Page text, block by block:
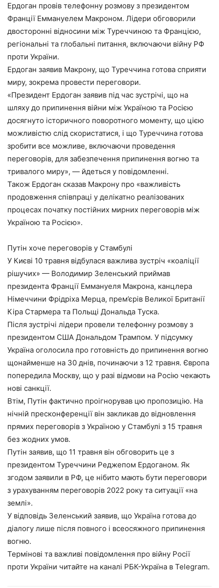
Ердоган провів телефонну розмову з президентом
Франції Еммануелем Макроном. Лідери обговорили
двосторонні відносини між Туреччиною та Францією,
регіональні та глобальні питання, включаючи війну РФ
проти України.
Ердоган заявив Макрону, що Туреччина готова сприяти
миру, зокрема провести переговори.
«Президент Ердоган заявив під час зустрічі, що на
шляху до припинення війни між Україною та Росією
досягнуто історичного поворотного моменту, що цією
можливістю слід скористатися, і що Туреччина готова
зробити все можливе, включаючи проведення
переговорів, для забезпечення припинення вогню та
тривалого миру», — йдеться у повідомленні.
Також Ердоган сказав Макрону про «важливість
продовження співпраці у делікатно реалізованих
процесах початку постійних мирних переговорів між
Україною та Росією».
Путін хоче переговорів у Стамбулі
У Києві 10 травня відбулася важлива зустріч «коаліції
рішучих» — Володимир Зеленський приймав
президента Франції Еммануеля Макрона, канцлера
Німеччини Фрідріха Мерца, прем’єрів Великої Британії
Кіра Стармера та Польщі Дональда Туска.
Після зустрічі лідери провели телефонну розмову з
президентом США Дональдом Трампом. У підсумку
Україна оголосила про готовність до припинення вогню
щонайменше на 30 днів, починаючи з 12 травня. Європа
попередила Москву, що у разі відмови на Росію чекають
нові санкції.
Втім, Путін фактично проігнорував цю пропозицію. На
нічній пресконференції він закликав до відновлення
прямих переговорів з Україною у Стамбулі з 15 травня
без жодних умов.
Путін заявив, що 11 травня він обговорить це з
президентом Туреччини Реджепом Ердоганом. Як
згодом заявили в РФ, це нібито мають бути переговори
з урахуванням переговорів 2022 року та ситуації «на
землі».
У відповідь Зеленський заявив, що Україна готова до
діалогу лише після повного і всеосяжного припинення
вогню.
Термінові та важливі повідомлення про війну Росії
проти України читайте на каналі РБК-Україна в Telegram.